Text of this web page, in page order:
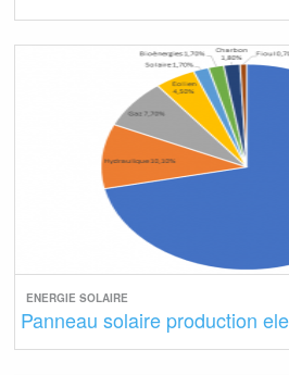
ENERGIE SOLAIRE
Panneau solaire production